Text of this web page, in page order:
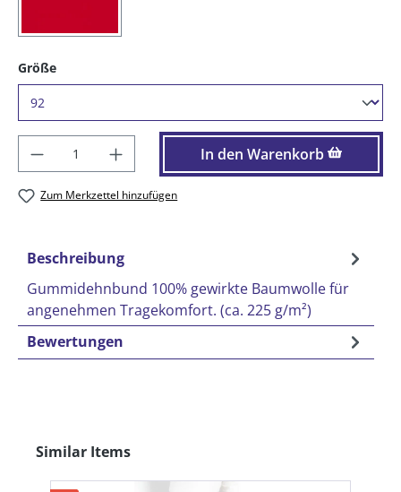
Größeauswählen
Produkt Anzahl: Gib den gewünschten
In den Warenkorb
Zum Merkzettel hinzufügen
Beschreibung
Gummidehnbund 100% gewirkte Baumwolle für
angenehmen Tragekomfort. (ca. 225 g/m²)
Bewertungen
Produktgalerie überspringen
Similar Items